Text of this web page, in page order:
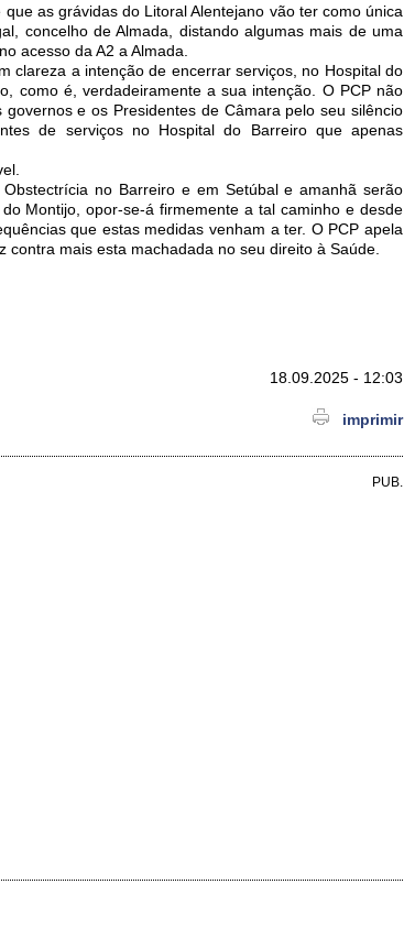
as grávidas do Litoral Alentejano vão ter como única
concelho de Almada, distando algumas mais de uma
acesso da A2 a Almada.
clareza a intenção de encerrar serviços, no Hospital do
como é, verdadeiramente a sua intenção. O PCP não
e os Presidentes de Câmara pelo seu silêncio
de serviços no Hospital do Barreiro que apenas
no Barreiro e em Setúbal e amanhã serão
Montijo, opor-se-á firmemente a tal caminho e desde
que estas medidas venham a ter. O PCP apela
mais esta machadada no seu direito à Saúde.
18.09.2025 - 12:03
imprimir
PUB.